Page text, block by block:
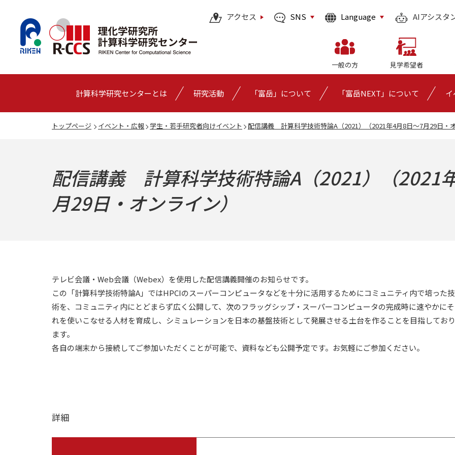
一般の方 見学希望者
計算科学研究センターとは 研究活動 「富岳」について 「富岳NEXT」について
アクセス SNS Language AIアシスタ
トップページ イベント・広報 学生・若手研究者向けイベント 配信講義 計算科学技術特論A（2021）（2021年4月8日～7月29日・
配信講義 計算科学技術特論A（2021）（2021
月29日・オンライン）
テレビ会議・Web会議（Webex）を使用した配信講義開催のお知らせです。
この「計算科学技術特論A」ではHPCIのスーパーコンピュータなどを十分に活用するためにコミュニティ内で培った技
術を、コミュニティ内にとどまらず広く公開して、次のフラッグシップ・スーパーコンピュータの完成時に速やかにそ
れを使いこなせる人材を育成し、シミュレーションを日本の基盤技術として発展させる土台を作ることを目指しており
ます。
各自の端末から接続してご参加いただくことが可能で、資料なども公開予定です。お気軽にご参加ください。
詳細